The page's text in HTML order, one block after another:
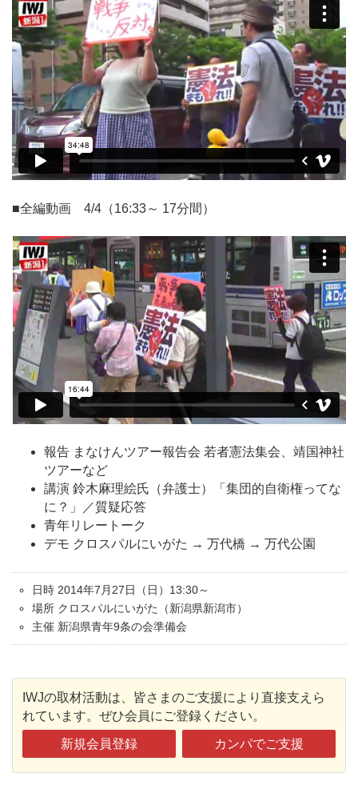
■全編動画 4/4（16:33～ 17分間）
報告 まなけんツアー報告会 若者憲法集会、靖国神社
ツアーなど
講演 鈴木麻理絵氏（弁護士）「集団的自衛権ってな
に？」／質疑応答
青年リレートーク
デモ クロスパルにいがた → 万代橋 → 万代公園
日時 2014年7月27日（日）13:30～
場所 クロスパルにいがた（新潟県新潟市）
主催 新潟県青年9条の会準備会
IWJの取材活動は、皆さまのご支援により直接支えら
れています。ぜひ会員にご登録ください。
新規会員登録 カンパでご支援